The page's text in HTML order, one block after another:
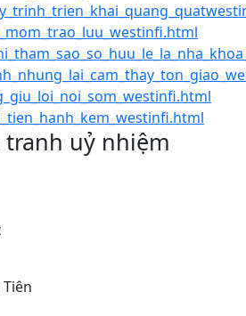
tranh uỷ nhiệm